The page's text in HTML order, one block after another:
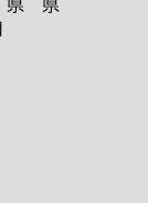
県 県